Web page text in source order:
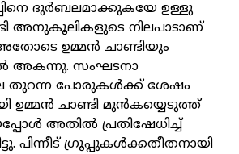
ദുര്‍ബലമാക്കുകയേ ഉള്ളു
അനുകൂലികളുടെ നിലപാടാണ്
ഉമ്മന്‍ ചാണ്ടിയും
അകന്നു. സംഘടനാ
തുറന്ന പോരുകള്‍ക്ക് ശേഷം
ഉമ്മന്‍ ചാണ്ടി മുന്‍കയ്യെടുത്ത്
അതില്‍ പ്രതിഷേധിച്ച്
പിന്നീട് ഗ്രൂപ്പുകള്‍ക്കതീതനായി